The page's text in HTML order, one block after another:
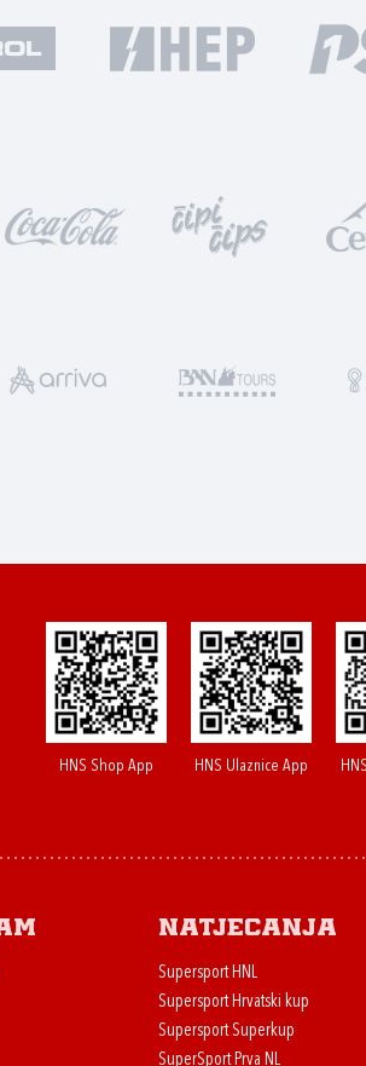
HNS Shop App HNS Ulaznice App
Natjecanja
Supersport HNL
Supersport Hrvatski kup
Supersport Superkup
SuperSport Prva NL